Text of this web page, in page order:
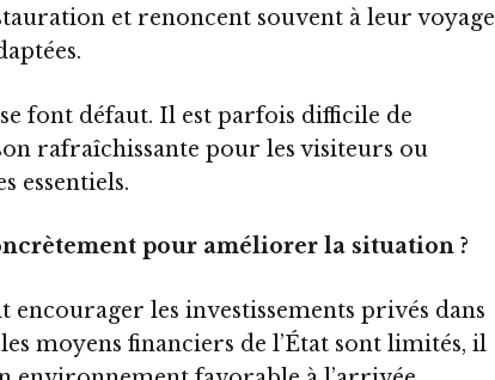
et renoncent souvent à leur voyage
font défaut. Il est parfois difficile de
rafraîchissante pour les visiteurs ou
essentiels.
pour améliorer la situation ?
les investissements privés dans
moyens financiers de l’État sont limités, il